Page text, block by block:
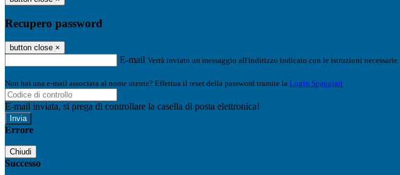
Recupero password
button close ×
E-mail Verrà inviato un messaggio all'indirizzo indicato con le istruzioni necessarie.
Non hai una e-mail associata al nome utente? Effettua il reset della password tramite la Login Spaggiari
E-mail inviata, si prega di controllare la casella di posta elettronica!
Errore
Chiudi
Successo